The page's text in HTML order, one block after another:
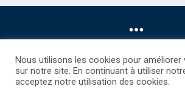
©CNRS EDITIONS 2025
Nous utilisons les cookies pour améliorer
sur notre site. En continuant à utiliser
acceptez notre utilisation des cookies.